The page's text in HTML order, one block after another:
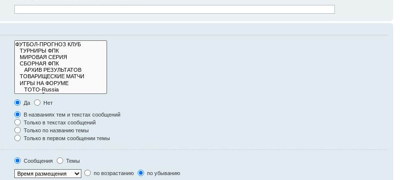
Да
Нет
В названиях тем и текстах сообщений
Только в текстах сообщений
Только по названию темы
Только в первом сообщении темы
Сообщения
Темы
по возрастанию по убыванию